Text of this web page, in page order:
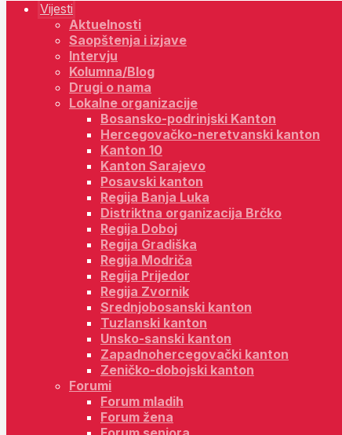
Vijesti
Aktuelnosti
Saopštenja i izjave
Intervju
Kolumna/Blog
Drugi o nama
Lokalne organizacije
Bosansko-podrinjski Kanton
Hercegovačko-neretvanski kanton
Kanton 10
Kanton Sarajevo
Posavski kanton
Regija Banja Luka
Distriktna organizacija Brčko
Regija Doboj
Regija Gradiška
Regija Modriča
Regija Prijedor
Regija Zvornik
Srednjobosanski kanton
Tuzlanski kanton
Unsko-sanski kanton
Zapadnohercegovački kanton
Zeničko-dobojski kanton
Forumi
Forum mladih
Forum žena